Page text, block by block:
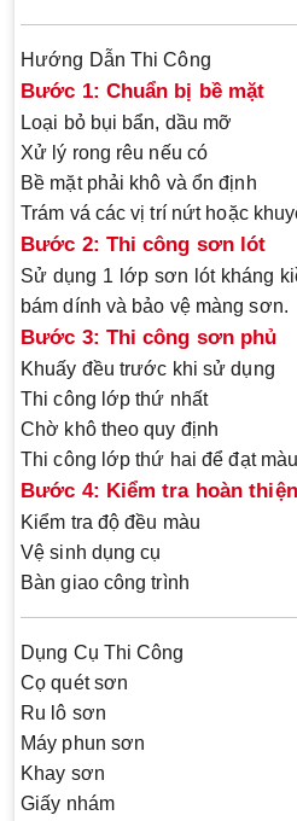
Hướng Dẫn Thi Công
Bước 1: Chuẩn bị bề mặt
Loại bỏ bụi bẩn, dầu mỡ
Xử lý rong rêu nếu có
Bề mặt phải khô và ổn định
Trám vá các vị trí nứt hoặc
Bước 2: Thi công sơn lót
Sử dụng 1 lớp sơn lót kháng
bám dính và bảo vệ màng sơn.
Bước 3: Thi công sơn phủ
Khuấy đều trước khi sử dụng
Thi công lớp thứ nhất
Chờ khô theo quy định
Thi công lớp thứ hai để đạt
Bước 4: Kiểm tra hoàn thiện
Kiểm tra độ đều màu
Vệ sinh dụng cụ
Bàn giao công trình
Dụng Cụ Thi Công
Cọ quét sơn
Ru lô sơn
Máy phun sơn
Khay sơn
Giấy nhám